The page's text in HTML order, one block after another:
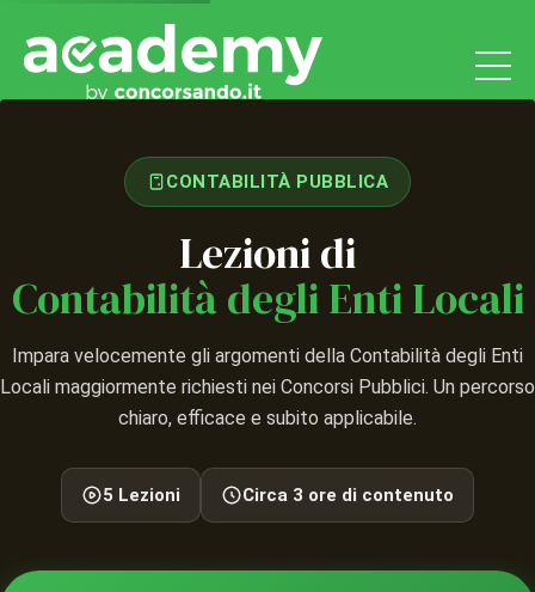
CONTABILITÀ PUBBLICA
Lezioni di
Contabilità degli Enti Locali
Impara velocemente gli argomenti della Contabilità degli Enti
Locali maggiormente richiesti nei Concorsi Pubblici. Un percorso
chiaro, efficace e subito applicabile.
5 Lezioni Circa 3 ore di contenuto